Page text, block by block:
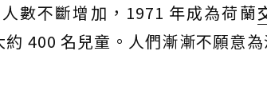
數不斷增加，1971 年成為荷蘭
400 名兒童。人們漸漸不願意